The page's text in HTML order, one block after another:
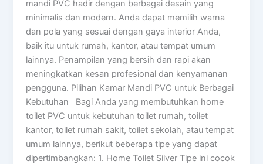
mandi PVC hadir dengan berbagai desain yang
minimalis dan modern. Anda dapat memilih warna
dan pola yang sesuai dengan gaya interior Anda,
baik itu untuk rumah, kantor, atau tempat umum
lainnya. Penampilan yang bersih dan rapi akan
meningkatkan kesan profesional dan kenyamanan
pengguna. Pilihan Kamar Mandi PVC untuk Berbagai
Kebutuhan Bagi Anda yang membutuhkan home
toilet PVC untuk kebutuhan toilet rumah, toilet
kantor, toilet rumah sakit, toilet sekolah, atau tempat
umum lainnya, berikut beberapa tipe yang dapat
dipertimbangkan: 1. Home Toilet Silver Tipe ini cocok